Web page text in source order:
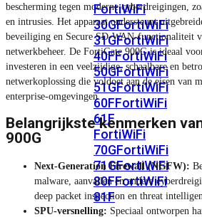
FortiWiFi
30GFortiWiFi
31GFortiWiFi
40FFortiWiFi
50GFortiWiFi
51GFortiWiFi
60FFortiWiFi
61F
FortiWiFi
70GFortiWiFi
71GFortiWiFi
80FFortiWiFi
81F
bescherming tegen moderne cyberdreigingen,
en intrusies. Het apparaat ondersteunt
beveiliging en Secure SD-WAN-functionaliteit
netwerkbeheer. De FortiGate 900G is ideaal
investeren in een veelzijdige, schaalbare en
netwerkoplossing die voldoet aan de eisen van
enterprise-omgevingen.
Belangrijkste kenmerken
900G
Next-Generation Firewall (NGFW):
malware, aanvallen en andere
deep packet inspection en threat
SPU-versnelling: Speciaal ontworpen